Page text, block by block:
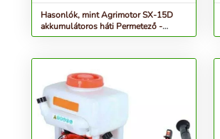
Hasonlók, mint Agrimotor SX-15D
akkumulátoros háti Permetező -
narancssárga